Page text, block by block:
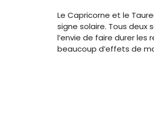
Le Capricorne et le
signe solaire. Tous
l’envie de faire durer
beaucoup d’effets de